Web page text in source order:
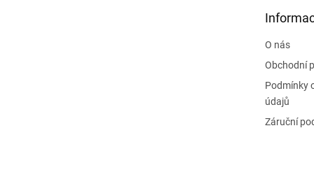
O nás
Obchodní
Podmínky
údajů
Záruční